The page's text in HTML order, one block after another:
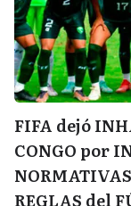
FIFA dejó
CONGO por
REGLAS del